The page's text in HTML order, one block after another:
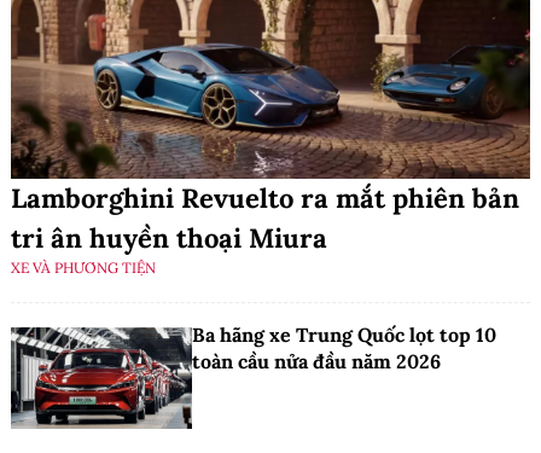
Lamborghini Revuelto ra mắt phiên bản
tri ân huyền thoại Miura
XE VÀ PHƯƠNG TIỆN
Ba hãng xe Trung Quốc lọt top 10
toàn cầu nửa đầu năm 2026